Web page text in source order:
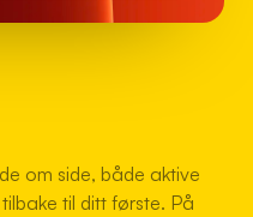
om side, både aktive
til ditt første. På